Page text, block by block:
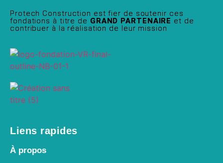
Protech Construction est fier de soutenir ces
fondations à titre de GRAND PARTENAIRE et de
contribuer à la réalisation de leur mission
Liens rapides
À propos